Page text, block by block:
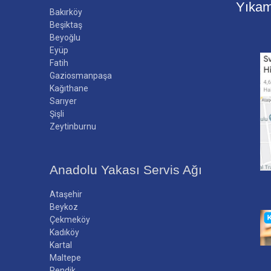
Bakırköy
Beşiktaş
Beyoğlu
Eyüp
Fatih
Gaziosmanpaşa
Kağıthane
Sarıyer
Şişli
Zeytinburnu
Anadolu Yakası Servis Ağı
Ataşehir
Beykoz
Çekmeköy
Kadıköy
Kartal
Maltepe